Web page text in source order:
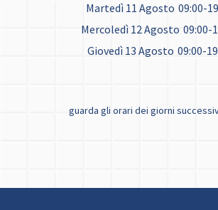
Martedì 11 Agosto 09:00-
Mercoledì 12 Agosto 09:00-
Giovedì 13 Agosto 09:00-
guarda gli orari dei giorni